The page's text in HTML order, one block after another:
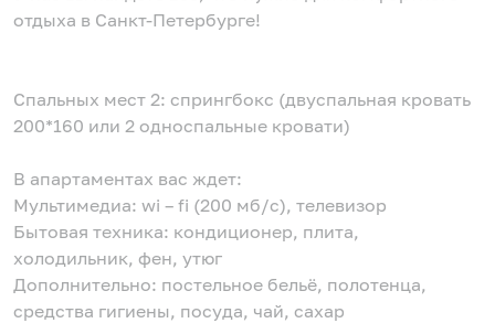
отдыха в Санкт-Петербурге!
Спальных мест 2: спрингбокс (двуспальная кровать
200*160 или 2 односпальные кровати)
В апартаментах вас ждет:
Мультимедиа: wi – fi (200 мб/с), телевизор
Бытовая техника: кондиционер, плита,
холодильник, фен, утюг
Дополнительно: постельное бельё, полотенца,
средства гигиены, посуда, чай, сахар